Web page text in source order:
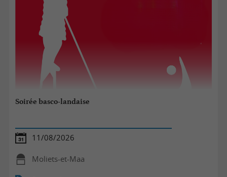
Soirée basco-landaise
11/08/2026
Moliets-et-Maa